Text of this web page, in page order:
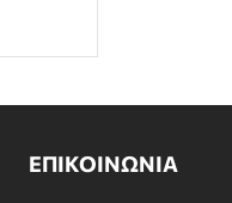
ΕΠΙΚΟΙΝΩΝΙΑ